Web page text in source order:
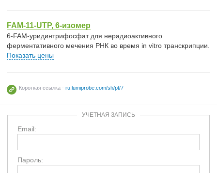
FAM-11-UTP, 6-изомер
6-FAM-уридинтрифосфат для нерадиоактивного
ферментативного мечения РНК во время in vitro транскрипции.
Показать цены
Короткая ссылка - ru.lumiprobe.com/sh/pt/7
УЧЕТНАЯ ЗАПИСЬ
Email:
Пароль: